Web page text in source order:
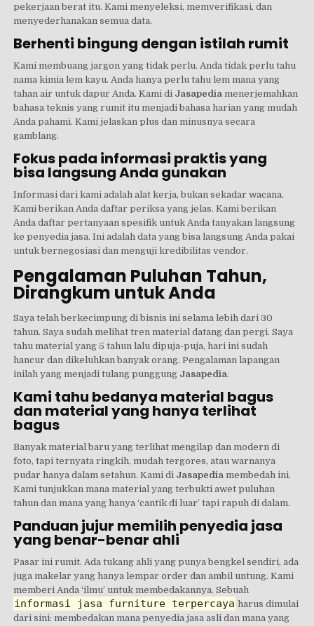
pekerjaan berat itu. Kami menyeleksi, memverifikasi, dan
menyederhanakan semua data.
Berhenti bingung dengan istilah rumit
Kami membuang jargon yang tidak perlu. Anda tidak perlu tahu
nama kimia lem kayu. Anda hanya perlu tahu lem mana yang
tahan air untuk dapur Anda. Kami di Jasapedia menerjemahkan
bahasa teknis yang rumit itu menjadi bahasa harian yang mudah
Anda pahami. Kami jelaskan plus dan minusnya secara
gamblang.
Fokus pada informasi praktis yang
bisa langsung Anda gunakan
Informasi dari kami adalah alat kerja, bukan sekadar wacana.
Kami berikan Anda daftar periksa yang jelas. Kami berikan
Anda daftar pertanyaan spesifik untuk Anda tanyakan langsung
ke penyedia jasa. Ini adalah data yang bisa langsung Anda pakai
untuk bernegosiasi dan menguji kredibilitas vendor.
Pengalaman Puluhan Tahun,
Dirangkum untuk Anda
Saya telah berkecimpung di bisnis ini selama lebih dari 30
tahun. Saya sudah melihat tren material datang dan pergi. Saya
tahu material yang 5 tahun lalu dipuja-puja, hari ini sudah
hancur dan dikeluhkan banyak orang. Pengalaman lapangan
inilah yang menjadi tulang punggung Jasapedia.
Kami tahu bedanya material bagus
dan material yang hanya terlihat
bagus
Banyak material baru yang terlihat mengilap dan modern di
foto, tapi ternyata ringkih, mudah tergores, atau warnanya
pudar hanya dalam setahun. Kami di Jasapedia membedah ini.
Kami tunjukkan mana material yang terbukti awet puluhan
tahun dan mana yang hanya ‘cantik di luar’ tapi rapuh di dalam.
Panduan jujur memilih penyedia jasa
yang benar-benar ahli
Pasar ini rumit. Ada tukang ahli yang punya bengkel sendiri, ada
juga makelar yang hanya lempar order dan ambil untung. Kami
memberi Anda ‘ilmu’ untuk membedakannya. Sebuah
informasi jasa furniture terpercaya harus dimulai
dari sini: membedakan mana penyedia jasa asli dan mana yang